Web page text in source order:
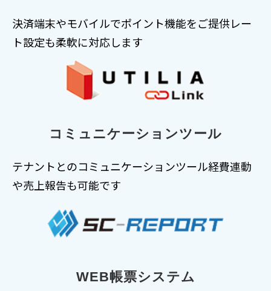
決済端末やモバイルでポイント機能をご提供レー
ト設定も柔軟に対応します
コミュニケーションツール
テナントとのコミュニケーションツール経費連動
や売上報告も可能です
WEB帳票システム